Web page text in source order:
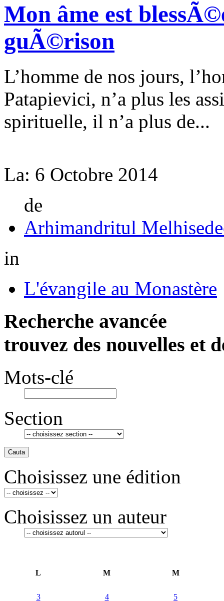
Mon âme est
guÃ©rison
L’homme de nos jours,
Patapievici, n’a plus les
spirituelle, il n’a plus de...
La: 6 Octobre 2014
de
Arhimandritul
in
L'évangile au Monastère
Recherche avancée
trouvez des nouvelles et
Mots-clé
Section
Cauta
Choisissez une édition
Choisissez un auteur
L M M
3 4 5